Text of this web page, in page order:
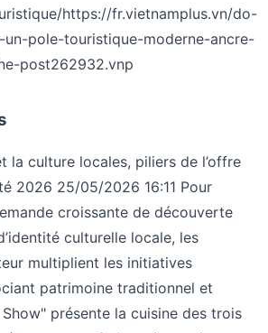
https://fr.vietnamplus.vn/do-
un-pole-touristique-moderne-ancre-
post262932.vnp
la culture locales, piliers de l’offre
2026 25/05/2026 16:11 Pour
croissante de découverte
culturelle locale, les
multiplient les initiatives
patrimoine traditionnel et
présente la cuisine des trois